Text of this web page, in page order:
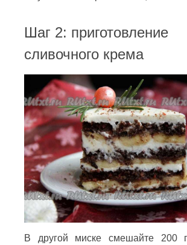
Шаг 2: приготовление
сливочного крема
В другой миске смешайте 200 г